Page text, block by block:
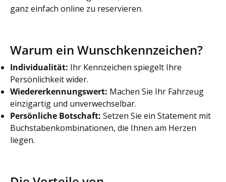
ganz einfach online zu reservieren.
Warum ein Wunschkennzeichen?
Individualität: Ihr Kennzeichen spiegelt Ihre
Persönlichkeit wider.
Wiedererkennungswert: Machen Sie Ihr Fahrzeug
einzigartig und unverwechselbar.
Persönliche Botschaft: Setzen Sie ein Statement mit
Buchstabenkombinationen, die Ihnen am Herzen
liegen.